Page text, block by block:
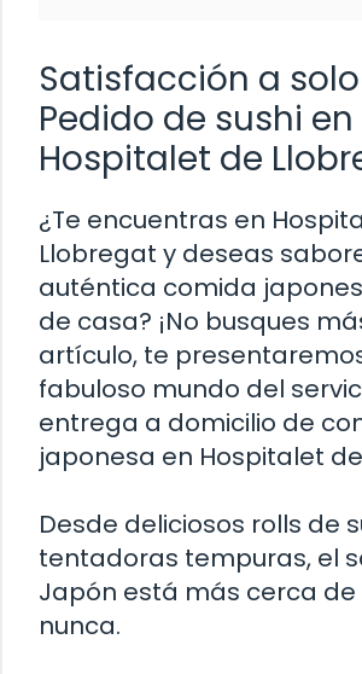
Satisfacción a
Pedido de sushi en
Hospitalet de
¿Te encuentras en
Llobregat y deseas
auténtica comida
de casa? ¡No busques
artículo, te
fabuloso mundo del
entrega a domicilio de
japonesa en Hospitalet
Desde deliciosos rolls de
tentadoras tempuras, el
Japón está más cerca de
nunca.